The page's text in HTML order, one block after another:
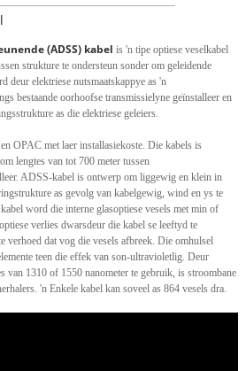
(ADSS) kabel is 'n tipe optiese veselkabel
strukture te ondersteun sonder om geleidende
deur elektriese nutsmaatskappye as 'n
bestaande oorhoofse transmissielyne geïnstalleer en
as die elektriese geleiers.
OPAC met laer installasiekoste. Die kabels is
lengtes van tot 700 meter tussen
ADSS-kabel is ontwerp om liggewig en klein in
as gevolg van kabelgewig, wind en ys te
word die interne glasoptiese vesels met min of
verlies dwarsdeur die kabel se leeftyd te
verhoed dat vog die vesels afbreek. Die omhulsel
teen die effek van son-ultravioletlig. Deur
van 1310 of 1550 nanometer te gebruik, is stroombane
'n Enkele kabel kan soveel as 864 vesels dra.